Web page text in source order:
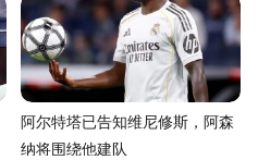
阿尔特塔已告知维尼修斯，阿森
纳将围绕他建队